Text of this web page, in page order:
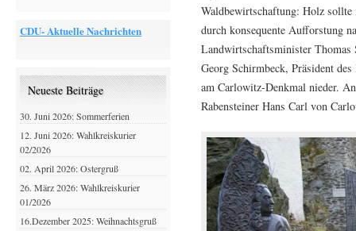
Waldbewirtschaftung: Holz sollte
durch konsequente Aufforstung
Landwirtschaftsminister
Georg Schirmbeck, Präsident
am Carlowitz-Denkmal nieder.
Rabensteiner Hans Carl von
CDU- Aktuelle Nachrichten
Neueste Beiträge
30. Juni 2026: Sommerferien
12. Juni 2026: Wahlkreiskurier
02/2026
02. April 2026: Ostergruß
26. März 2026: Wahlkreiskurier
01/2026
16.Dezember 2025: Weihnachtsgruß